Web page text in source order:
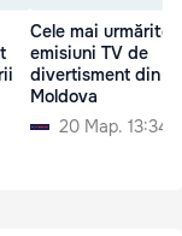
Cele mai urmărite
emisiuni TV de
divertisment din
Moldova
20 Мар. 13:34